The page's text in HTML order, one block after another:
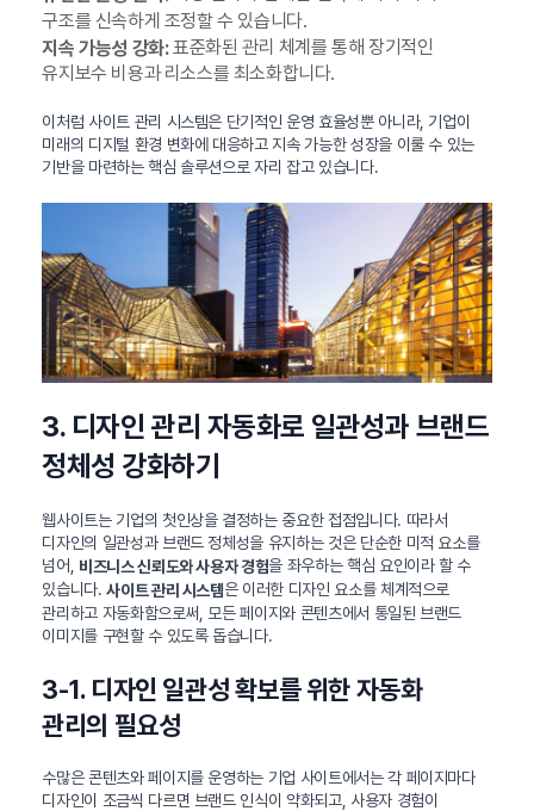
구조를 신속하게 조정할 수 있습니다.
지속 가능성 강화:표준화된 관리 체계를 통해 장기적인
유지보수 비용과 리소스를 최소화합니다.
이처럼 사이트 관리 시스템은 단기적인 운영 효율성뿐 아니라, 기업이
미래의 디지털 환경 변화에 대응하고 지속 가능한 성장을 이룰 수 있는
기반을 마련하는 핵심 솔루션으로 자리 잡고 있습니다.
3. 디자인 관리 자동화로 일관성과 브랜드
정체성 강화하기
웹사이트는 기업의 첫인상을 결정하는 중요한 접점입니다. 따라서
디자인의 일관성과 브랜드 정체성을 유지하는 것은 단순한 미적 요소를
넘어, 비즈니스 신뢰도와 사용자 경험을 좌우하는 핵심 요인이라 할 수
있습니다.사이트 관리 시스템은 이러한 디자인 요소를 체계적으로
관리하고 자동화함으로써, 모든 페이지와 콘텐츠에서 통일된 브랜드
이미지를 구현할 수 있도록 돕습니다.
3-1. 디자인 일관성 확보를 위한 자동화
관리의 필요성
수많은 콘텐츠와 페이지를 운영하는 기업 사이트에서는 각 페이지마다
디자인이 조금씩 다르면 브랜드 인식이 약화되고, 사용자 경험이